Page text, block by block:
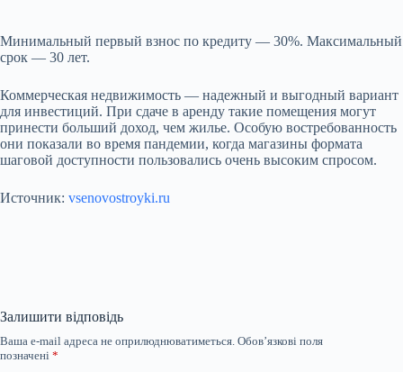
Минимальный первый взнос по кредиту — 30%. Максимальный
срок — 30 лет.
Коммерческая недвижимость — надежный и выгодный вариант
для инвестиций. При сдаче в аренду такие помещения могут
принести больший доход, чем жилье. Особую востребованность
они показали во время пандемии, когда магазины формата
шаговой доступности пользовались очень высоким спросом.
Источник: vsenovostroyki.ru
Залишити відповідь
Ваша e-mail адреса не оприлюднюватиметься. Обов’язкові поля
позначені *